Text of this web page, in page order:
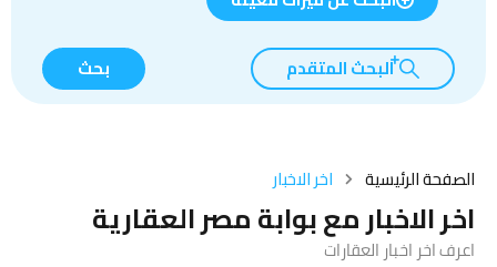
البحث المتقدم بحث
الصفحة الرئيسية اخر الاخبار
اخر الاخبار مع بوابة مصر العقارية
اعرف اخر اخبار العقارات